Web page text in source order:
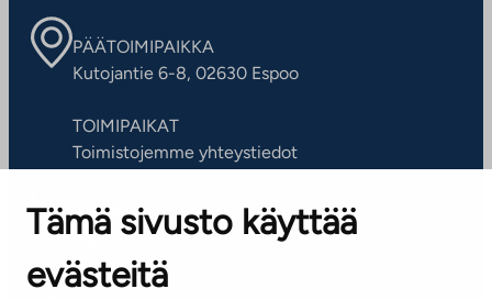
Tämä sivusto käyttää
evästeitä
PÄÄTOIMIPAIKKA
Kutojantie 6-8, 02630 Espoo
TOIMIPAIKAT
Toimistojemme yhteystiedot
ASIAKASPALVELUKESKUS
Puh. 045 7734 3777
(arkisin klo 8-16)